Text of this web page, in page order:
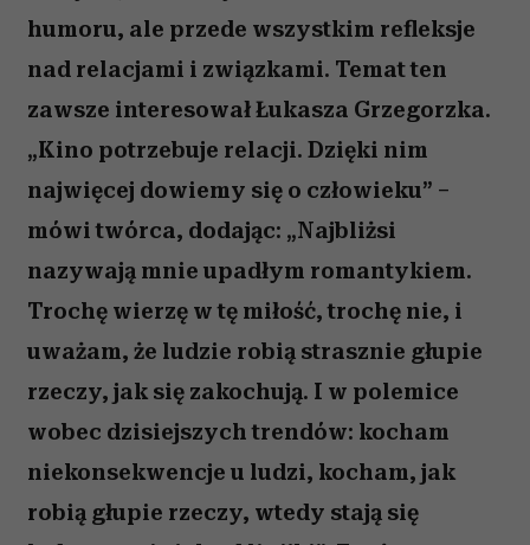
humoru, ale przede wszystkim refleksje
nad relacjami i związkami. Temat ten
zawsze interesował Łukasza Grzegorzka.
„Kino potrzebuje relacji. Dzięki nim
najwięcej dowiemy się o człowieku” –
mówi twórca, dodając: „Najbliżsi
nazywają mnie upadłym romantykiem.
Trochę wierzę w tę miłość, trochę nie, i
uważam, że ludzie robią strasznie głupie
rzeczy, jak się zakochują. I w polemice
wobec dzisiejszych trendów: kocham
niekonsekwencje u ludzi, kocham, jak
robią głupie rzeczy, wtedy stają się